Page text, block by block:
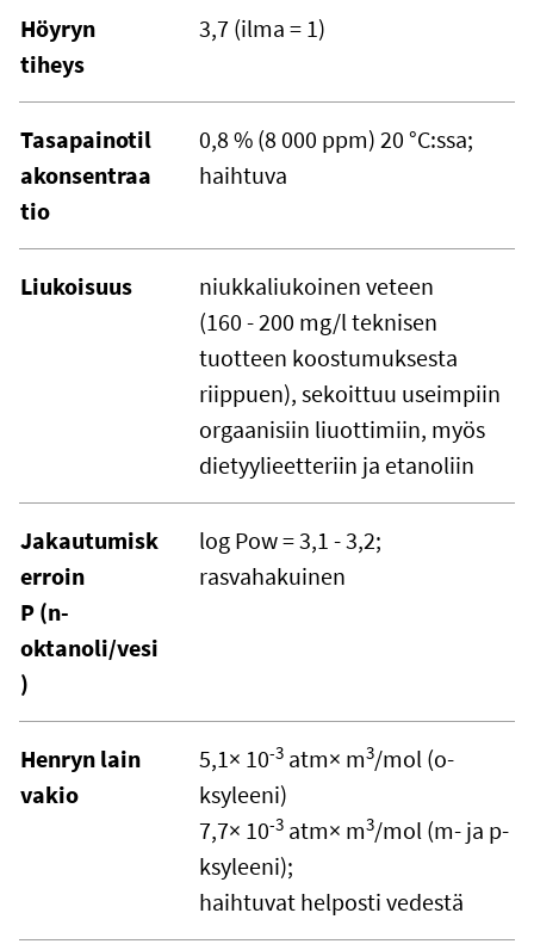
Höyryn
tiheys
3,7 (ilma = 1)
Tasapainotil
akonsentraa
tio
0,8 % (8 000 ppm) 20 °C:ssa;
haihtuva
Liukoisuus
niukkaliukoinen veteen
(160 - 200 mg/l teknisen
tuotteen koostumuksesta
riippuen), sekoittuu useimpiin
orgaanisiin liuottimiin, myös
dietyylieetteriin ja etanoliin
Jakautumisk
erroin
P (n-
oktanoli/vesi
)
log Pow = 3,1 - 3,2;
rasvahakuinen
Henryn lain
vakio
5,1× 10-3 atm× m3/mol (o-
ksyleeni)
7,7× 10-3 atm× m3/mol (m- ja p-
ksyleeni);
haihtuvat helposti vedestä